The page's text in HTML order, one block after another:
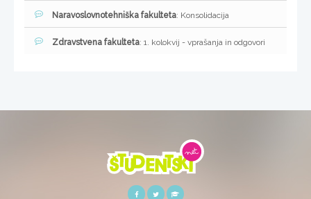
Naravoslovnotehniška fakulteta: Konsolidacija
Zdravstvena fakulteta: 1. kolokvij - vprašanja in odgovori